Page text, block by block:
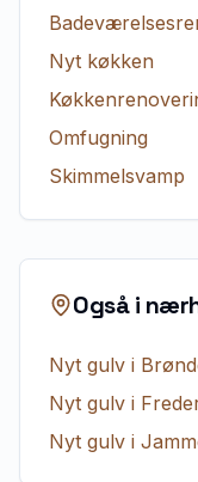
Nyt køkken
Omfugning
Skimmelsvamp
Også i
Nyt gulv i
Nyt gulv i
Nyt gulv i